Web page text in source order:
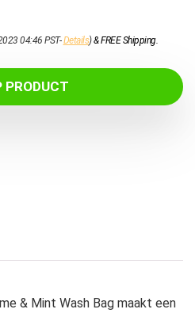
04:46 PST-Details)&FREE Shipping.
PRODUCT
& Mint Wash Bag maakt een